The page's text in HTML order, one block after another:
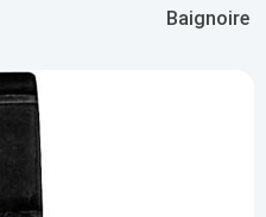
Baignoire